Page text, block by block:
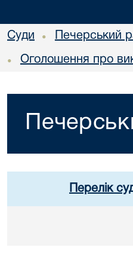
Суди • Печерський
• Оголошення про
Перелік